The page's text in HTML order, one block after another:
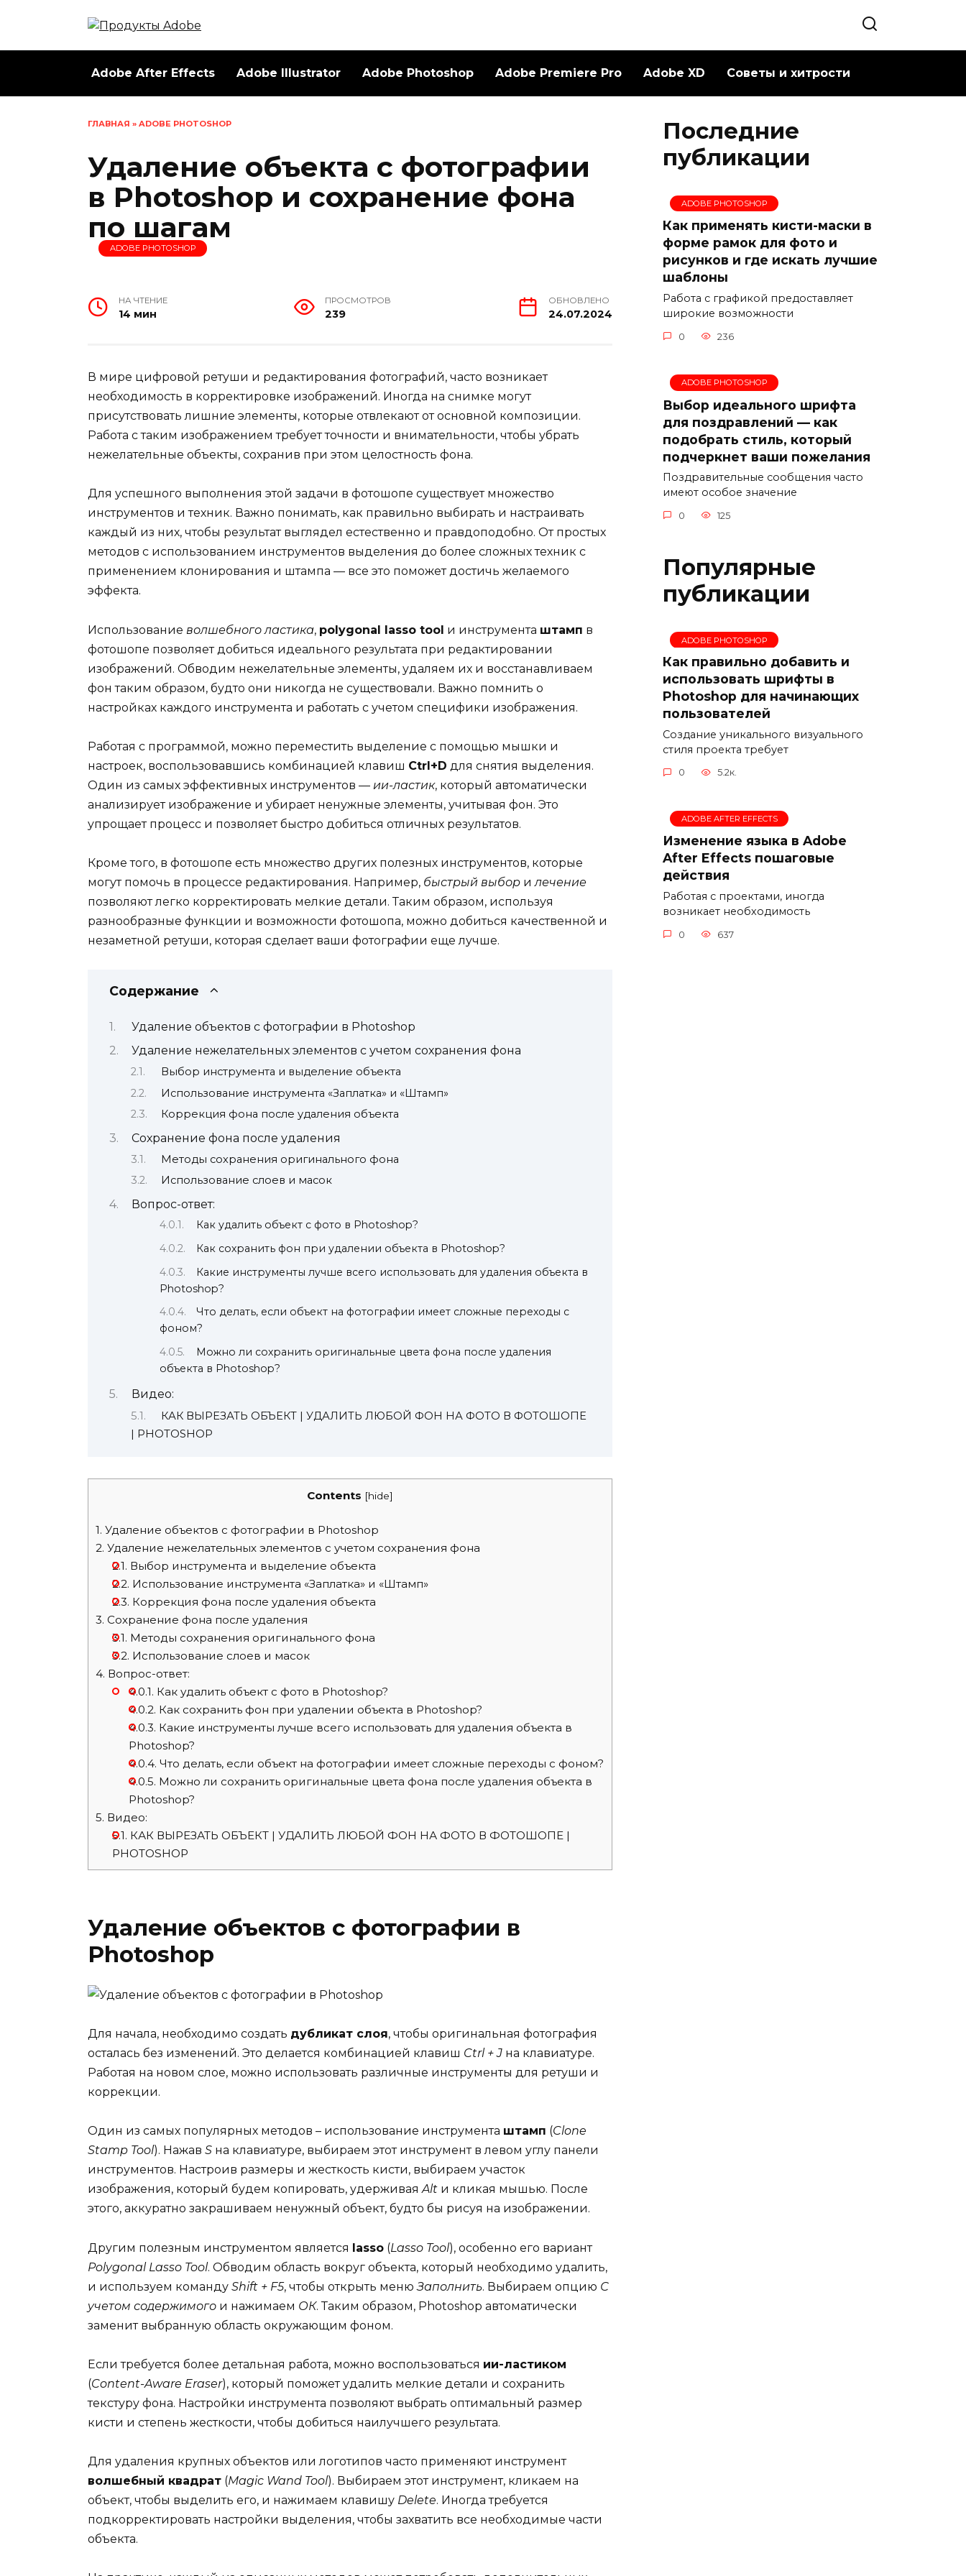
Adobe After Effects Adobe Illustrator Adobe Photoshop Adobe Premiere Pro Adobe XD Советы и хитрости
ГЛАВНАЯ » ADOBE PHOTOSHOP
Удаление объекта с фотографии
в Photoshop и сохранение фона
по шагам
ADOBE PHOTOSHOP
НА ЧТЕНИЕ
14 мин
ПРОСМОТРОВ
239
ОБНОВЛЕНО
24.07.2024
В мире цифровой ретуши и редактирования фотографий, часто возникает
необходимость в корректировке изображений. Иногда на снимке могут
присутствовать лишние элементы, которые отвлекают от основной композиции.
Работа с таким изображением требует точности и внимательности, чтобы убрать
нежелательные объекты, сохранив при этом целостность фона.
Для успешного выполнения этой задачи в фотошопе существует множество
инструментов и техник. Важно понимать, как правильно выбирать и настраивать
каждый из них, чтобы результат выглядел естественно и правдоподобно. От простых
методов с использованием инструментов выделения до более сложных техник с
применением клонирования и штампа — все это поможет достичь желаемого
эффекта.
Использование волшебного ластика, polygonal lasso tool и инструмента штамп в
фотошопе позволяет добиться идеального результата при редактировании
изображений. Обводим нежелательные элементы, удаляем их и восстанавливаем
фон таким образом, будто они никогда не существовали. Важно помнить о
настройках каждого инструмента и работать с учетом специфики изображения.
Работая с программой, можно переместить выделение с помощью мышки и
настроек, воспользовавшись комбинацией клавиш Ctrl+D для снятия выделения.
Один из самых эффективных инструментов — ии-ластик, который автоматически
анализирует изображение и убирает ненужные элементы, учитывая фон. Это
упрощает процесс и позволяет быстро добиться отличных результатов.
Кроме того, в фотошопе есть множество других полезных инструментов, которые
могут помочь в процессе редактирования. Например, быстрый выбор илечение
позволяют легко корректировать мелкие детали. Таким образом, используя
разнообразные функции и возможности фотошопа, можно добиться качественной и
незаметной ретуши, которая сделает ваши фотографии еще лучше.
Содержание
Удаление объектов с фотографии в Photoshop
Удаление нежелательных элементов с учетом сохранения фона
Выбор инструмента и выделение объекта
Использование инструмента «Заплатка» и «Штамп»
Коррекция фона после удаления объекта
Сохранение фона после удаления
Методы сохранения оригинального фона
Использование слоев и масок
Вопрос-ответ:
Как удалить объект с фото в Photoshop?
Как сохранить фон при удалении объекта в Photoshop?
Какие инструменты лучше всего использовать для удаления объекта в
Photoshop?
Что делать, если объект на фотографии имеет сложные переходы с
фоном?
Можно ли сохранить оригинальные цвета фона после удаления
объекта в Photoshop?
Видео:
КАК ВЫРЕЗАТЬ ОБЪЕКТ | УДАЛИТЬ ЛЮБОЙ ФОН НА ФОТО В ФОТОШОПЕ
| PHOTOSHOP
Contents [hide]
1. Удаление объектов с фотографии в Photoshop
2. Удаление нежелательных элементов с учетом сохранения фона
2.1. Выбор инструмента и выделение объекта
2.2. Использование инструмента «Заплатка» и «Штамп»
2.3. Коррекция фона после удаления объекта
3. Сохранение фона после удаления
3.1. Методы сохранения оригинального фона
3.2. Использование слоев и масок
4. Вопрос-ответ:
4.0.1. Как удалить объект с фото в Photoshop?
4.0.2. Как сохранить фон при удалении объекта в Photoshop?
4.0.3. Какие инструменты лучше всего использовать для удаления объекта в
Photoshop?
4.0.4. Что делать, если объект на фотографии имеет сложные переходы с фоном?
4.0.5. Можно ли сохранить оригинальные цвета фона после удаления объекта в
Photoshop?
5. Видео:
5.1. КАК ВЫРЕЗАТЬ ОБЪЕКТ | УДАЛИТЬ ЛЮБОЙ ФОН НА ФОТО В ФОТОШОПЕ |
PHOTOSHOP
Удаление объектов с фотографии в
Photoshop
Для начала, необходимо создать дубликат слоя, чтобы оригинальная фотография
осталась без изменений. Это делается комбинацией клавиш Ctrl + J на клавиатуре.
Работая на новом слое, можно использовать различные инструменты для ретуши и
коррекции.
Один из самых популярных методов – использование инструмента штамп (Clone
Stamp Tool). Нажав S на клавиатуре, выбираем этот инструмент в левом углу панели
инструментов. Настроив размеры и жесткость кисти, выбираем участок
изображения, который будем копировать, удерживаяAlt и кликая мышью. После
этого, аккуратно закрашиваем ненужный объект, будто бы рисуя на изображении.
Другим полезным инструментом является lasso (Lasso Tool), особенно его вариант
Polygonal Lasso Tool. Обводим область вокруг объекта, который необходимо удалить,
и используем команду Shift + F5, чтобы открыть менюЗаполнить. Выбираем опцию С
учетом содержимого и нажимаем ОК. Таким образом, Photoshop автоматически
заменит выбранную область окружающим фоном.
Если требуется более детальная работа, можно воспользоваться ии-ластиком
(Content-Aware Eraser), который поможет удалить мелкие детали и сохранить
текстуру фона. Настройки инструмента позволяют выбрать оптимальный размер
кисти и степень жесткости, чтобы добиться наилучшего результата.
Для удаления крупных объектов или логотипов часто применяют инструмент
волшебный квадрат (Magic Wand Tool). Выбираем этот инструмент, кликаем на
объект, чтобы выделить его, и нажимаем клавишу Delete. Иногда требуется
подкорректировать настройки выделения, чтобы захватить все необходимые части
объекта.
Последние
публикации
ADOBE PHOTOSHOP
Как применять кисти-маски в
форме рамок для фото и
рисунков и где искать лучшие
шаблоны
Работа с графикой предоставляет
широкие возможности
0 236
ADOBE PHOTOSHOP
Выбор идеального шрифта
для поздравлений — как
подобрать стиль, который
подчеркнет ваши пожелания
Поздравительные сообщения часто
имеют особое значение
0 125
Популярные
публикации
ADOBE PHOTOSHOP
Как правильно добавить и
использовать шрифты в
Photoshop для начинающих
пользователей
Создание уникального визуального
стиля проекта требует
0 5.2к.
ADOBE AFTER EFFECTS
Изменение языка в Adobe
After Effects пошаговые
действия
Работая с проектами, иногда
возникает необходимость
0 637